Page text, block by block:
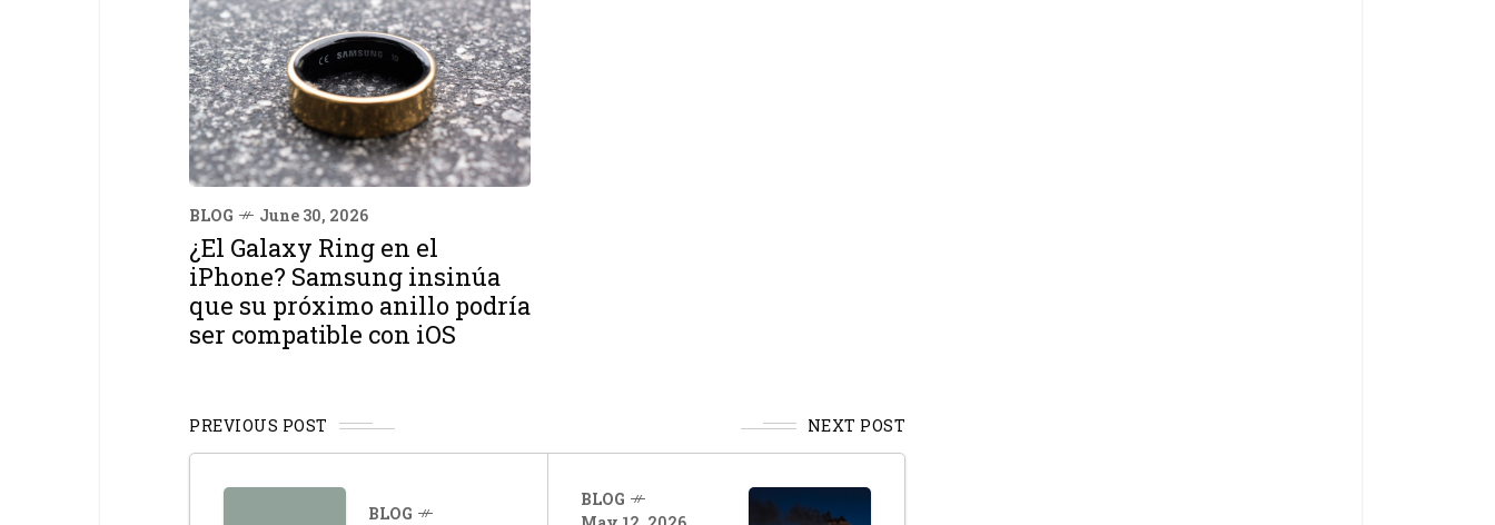
BLOG June 30, 2026
¿El Galaxy Ring en el
iPhone? Samsung insinúa
que su próximo anillo podría
ser compatible con iOS
PREVIOUS POST NEXT POST
BLOG
BLOG